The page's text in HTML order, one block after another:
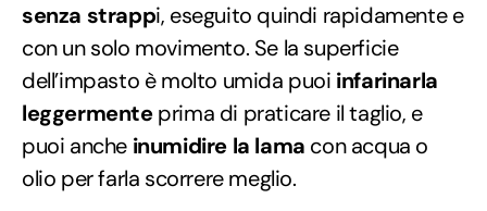
senza strappi, eseguito quindi rapidamente e
con un solo movimento. Se la superficie
dell’impasto è molto umida puoi infarinarla
leggermenteprima di praticare il taglio, e
puoi anche inumidire la lama con acqua o
olio per farla scorrere meglio.